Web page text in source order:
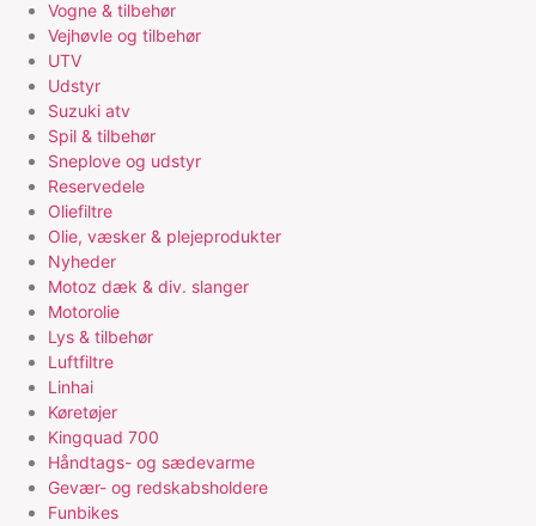
Vogne & tilbehør
Vejhøvle og tilbehør
UTV
Udstyr
Suzuki atv
Spil & tilbehør
Sneplove og udstyr
Reservedele
Oliefiltre
Olie, væsker & plejeprodukter
Nyheder
Motoz dæk & div. slanger
Motorolie
Lys & tilbehør
Luftfiltre
Linhai
Køretøjer
Kingquad 700
Håndtags- og sædevarme
Gevær- og redskabsholdere
Funbikes